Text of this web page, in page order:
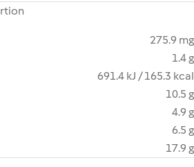
275.9 mg
1.4 g
691.4 kJ / 165.3 kcal
10.5 g
4.9 g
6.5 g
17.9 g